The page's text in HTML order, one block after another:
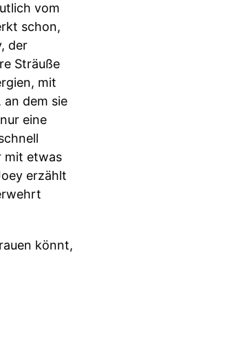
vom
schon,
der
Sträuße
mit
dem sie
eine
mit etwas
erzählt
könnt,